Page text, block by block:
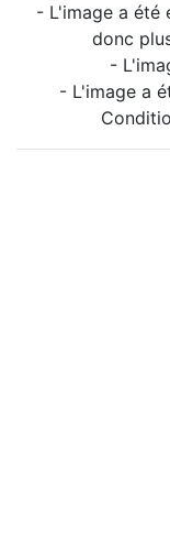
- L'image a été
donc
-
- L'image a